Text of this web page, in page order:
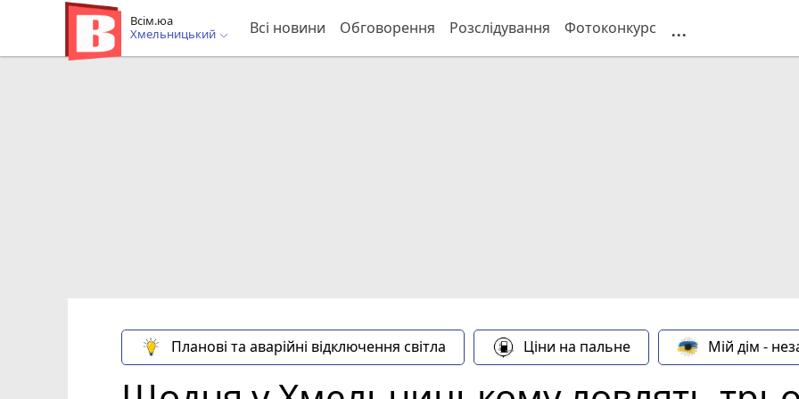
Всім.юа
Хмельницький
Всі новини Обговорення Розслідування Фотоконкурс ...
Планові та аварійні відключення світла Ціни на пальне Мій дім -